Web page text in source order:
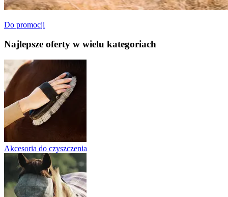
Do promocji
Najlepsze oferty w wielu kategoriach
Akcesoria do czyszczenia